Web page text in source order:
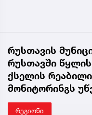
რუსთავის
რუსთავში
ქსელის
მონიტორინგს
რეგიონი